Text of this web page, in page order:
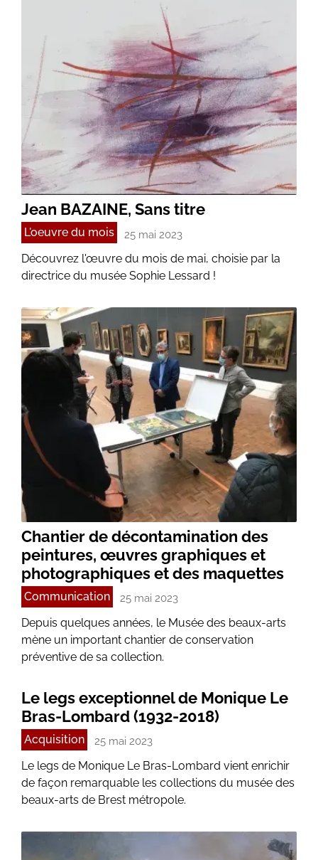
Jean BAZAINE, Sans titre
L'oeuvre du mois 25 mai 2023
Découvrez l'œuvre du mois de mai, choisie par la
directrice du musée Sophie Lessard !
Chantier de décontamination des
peintures, œuvres graphiques et
photographiques et des maquettes
Communication 25 mai 2023
Depuis quelques années, le Musée des beaux-arts
mène un important chantier de conservation
préventive de sa collection.
Le legs exceptionnel de Monique Le
Bras-Lombard (1932-2018)
Acquisition 25 mai 2023
Le legs de Monique Le Bras-Lombard vient enrichir
de façon remarquable les collections du musée des
beaux-arts de Brest métropole.